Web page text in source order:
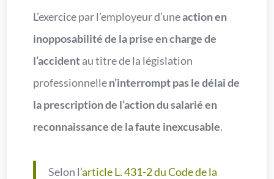
L’exercice par l’employeur d’uneaction en
inopposabilité de la prise en charge de
l’accidentau titre de la législation
professionnellen’interrompt pas le délai de
la prescription de l’action du salarié en
reconnaissance de la faute inexcusable.
Selon l’article L. 431-2 du Code de la